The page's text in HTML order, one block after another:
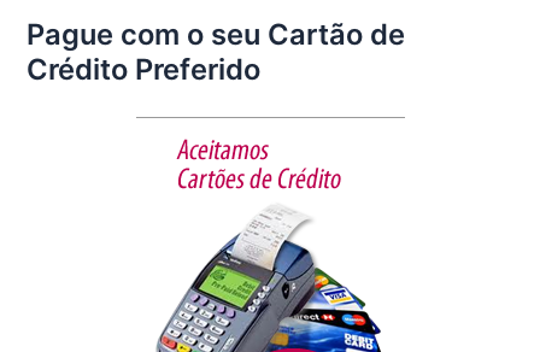
c
e
itt
er
ai
l
ar
e
Pague com o seu Cartão de
Crédito Preferido